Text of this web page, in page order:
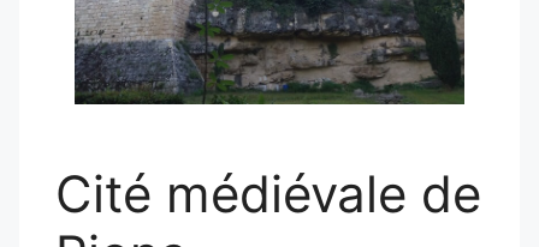
Cité médiévale de